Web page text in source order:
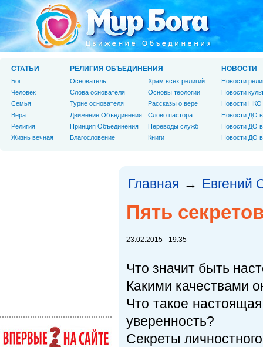
Главная → Евгений
Пять
23.02.2015 - 19:35
Что значит быть
Какими качествами
Что такое
уверенность?
Секреты
СТАТЬИ
Бог
Человек
Cемья
Вера
Религия
Жизнь вечная
РЕЛИГИЯ ОБЪЕДИНЕНИЯ
Основатель
Слова основателя
Турне основателя
Движение Объединения
Принцип Объединения
Благословение
Храм всех религий
Основы теологии
Рассказы о вере
Слово пастора
Переводы служб
Книги
НОВОСТИ
Новости
Новости
Новости НКО
Новости ДО
Новости ДО
Новости ДО